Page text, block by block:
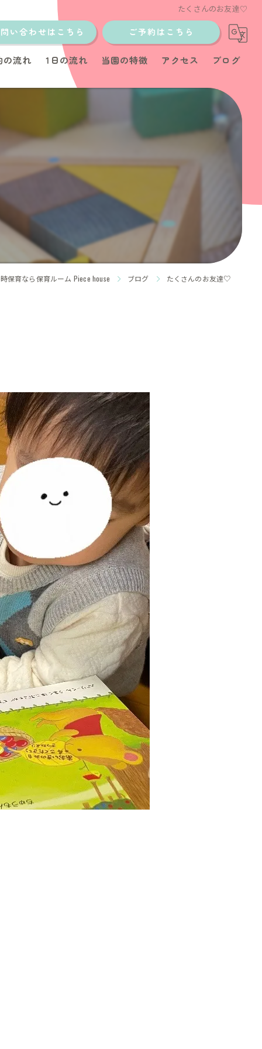
たくさんのお友達♡
い合わせはこちら ご予約はこちら
の流れ 1日の流れ 当園の特徴
育児サポート
アクセス ブログ
保育なら保育ルーム Piece house ブログ たくさんのお友達♡